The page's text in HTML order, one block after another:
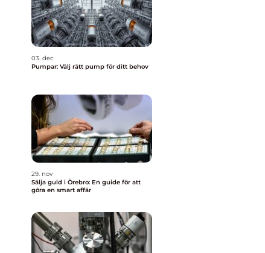
03. dec
Pumpar: Välj rätt pump för ditt behov
29. nov
Sälja guld i Örebro: En guide för att
göra en smart affär